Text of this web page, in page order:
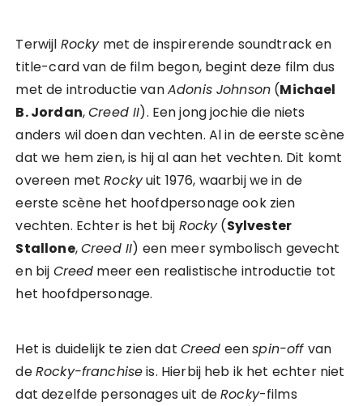
Terwijl Rockymet de inspirerende soundtrack en
title-card van de film begon, begint deze film dus
met de introductie vanAdonis Johnson (Michael
B. Jordan,Creed II). Een jong jochie die niets
anders wil doen dan vechten. Al in de eerste scène
dat we hem zien, is hij al aan het vechten. Dit komt
overeen metRockyuit 1976, waarbij we in de
eerste scène het hoofdpersonage ook zien
vechten. Echter is het bij Rocky(Sylvester
Stallone,Creed II) een meer symbolisch gevecht
en bij Creed meer een realistische introductie tot
het hoofdpersonage.
Het is duidelijk te zien dat Creed eenspin-off van
deRocky-franchiseis. Hierbij heb ik het echter niet
dat dezelfde personages uit deRocky-films